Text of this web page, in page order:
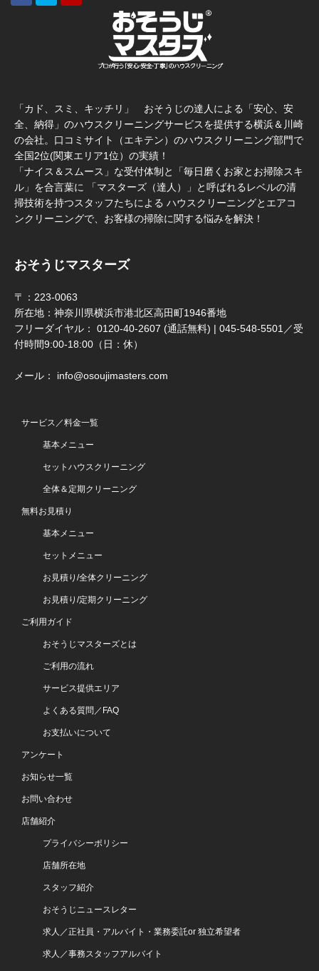
「カド、スミ、キッチリ」 おそうじの達人による「安心、安
全、納得」のハウスクリーニングサービスを提供する横浜＆川崎
の会社。口コミサイト（エキテン）のハウスクリーニング部門で
全国2位(関東エリア1位）の実績！
「ナイス＆スムース」な受付体制と「毎日磨くお家とお掃除スキ
ル」を合言葉に 「マスターズ（達人）」と呼ばれるレベルの清
掃技術を持つスタッフたちによる ハウスクリーニングとエアコ
ンクリーニングで、お客様の掃除に関する悩みを解決！
おそうじマスターズ
〒：223-0063
所在地：神奈川県横浜市港北区高田町1946番地
フリーダイヤル： 0120-40-2607 (通話無料) | 045-548-5501／受
付時間9:00-18:00（日：休）
メール： info@osoujimasters.com
サービス／料金一覧
基本メニュー
セットハウスクリーニング
全体＆定期クリーニング
無料お見積り
基本メニュー
セットメニュー
お見積り/全体クリーニング
お見積り/定期クリーニング
ご利用ガイド
おそうじマスターズとは
ご利用の流れ
サービス提供エリア
よくある質問／FAQ
お支払いについて
アンケート
お知らせ一覧
お問い合わせ
店舗紹介
プライバシーポリシー
店舗所在地
スタッフ紹介
おそうじニュースレター
求人／正社員・アルバイト・業務委託or 独立希望者
求人／事務スタッフアルバイト